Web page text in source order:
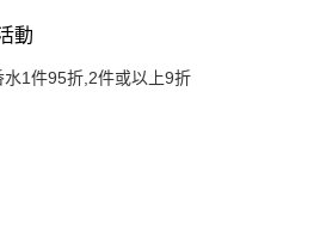
動
水1件95折,2件或以上9折